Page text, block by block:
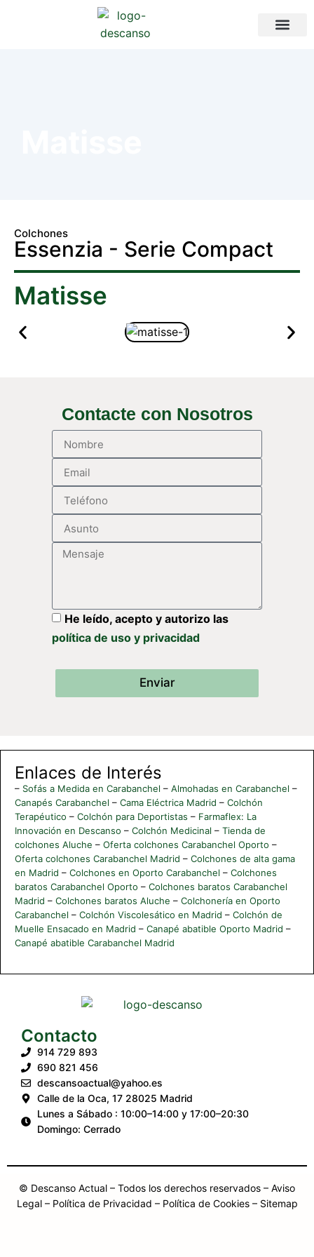
Colchones
Essenzia - Serie Compact
Matisse
Contacte con Nosotros
He leído, acepto y autorizo las
política de uso y privacidad
Enviar
Enlaces de Interés
– Sofás a Medida en Carabanchel – Almohadas en Carabanchel –
Canapés Carabanchel – Cama Eléctrica Madrid – Colchón
Terapéutico – Colchón para Deportistas – Farmaflex: La
Innovación en Descanso – Colchón Medicinal – Tienda de
colchones Aluche – Oferta colchones Carabanchel Oporto –
Oferta colchones Carabanchel Madrid – Colchones de alta gama
en Madrid – Colchones en Oporto Carabanchel – Colchones
baratos Carabanchel Oporto – Colchones baratos Carabanchel
Madrid – Colchones baratos Aluche – Colchonería en Oporto
Carabanchel – Colchón Viscolesático en Madrid – Colchón de
Muelle Ensacado en Madrid – Canapé abatible Oporto Madrid –
Canapé abatible Carabanchel Madrid
Contacto
914 729 893
690 821 456
descansoactual@yahoo.es
Calle de la Oca, 17 28025 Madrid
Lunes a Sábado : 10:00–14:00 y 17:00–20:30
Domingo: Cerrado
© Descanso Actual – Todos los derechos reservados – Aviso
Legal– Política de Privacidad – Política de Cookies– Sitemap